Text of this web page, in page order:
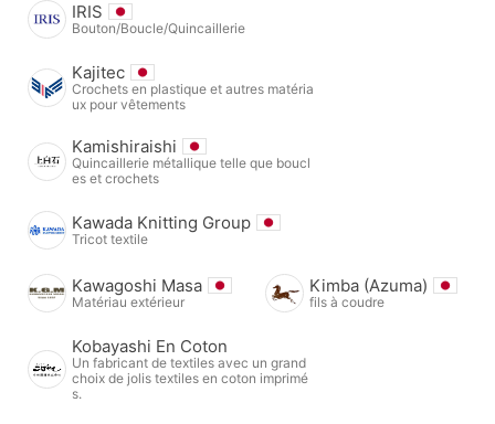
IRIS
Bouton/Boucle/Quincaillerie
Kajitec
Crochets en plastique et autres matéria
ux pour vêtements
Kamishiraishi
Quincaillerie métallique telle que boucl
es et crochets
Kawada Knitting Group
Tricot textile
Kawagoshi Masa
Matériau extérieur
Kimba (Azuma)
fils à coudre
Kobayashi En Coton
Un fabricant de textiles avec un grand
choix de jolis textiles en coton imprimé
s.